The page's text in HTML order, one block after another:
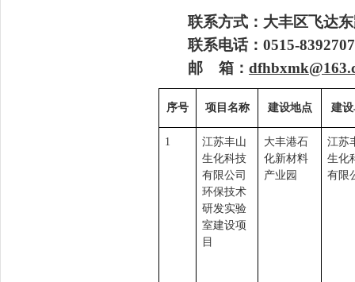
联系方式 ： 大丰区飞达
联系电话： 0515-8
邮
箱：
序号 项目名称 建设地点 建
1
江苏丰山
生化科技
有限公司
环保技术
研发实验
室建设项
目
大丰港石
化新材料
产业园
江苏
生化
有限